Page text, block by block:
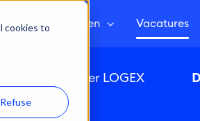
cookies to
Refuse
Landen Vacatures
Over LOGEX